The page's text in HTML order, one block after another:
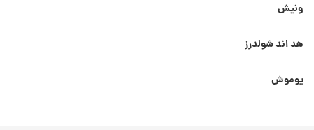
ونیش
هد اند شولدرز
یوموش